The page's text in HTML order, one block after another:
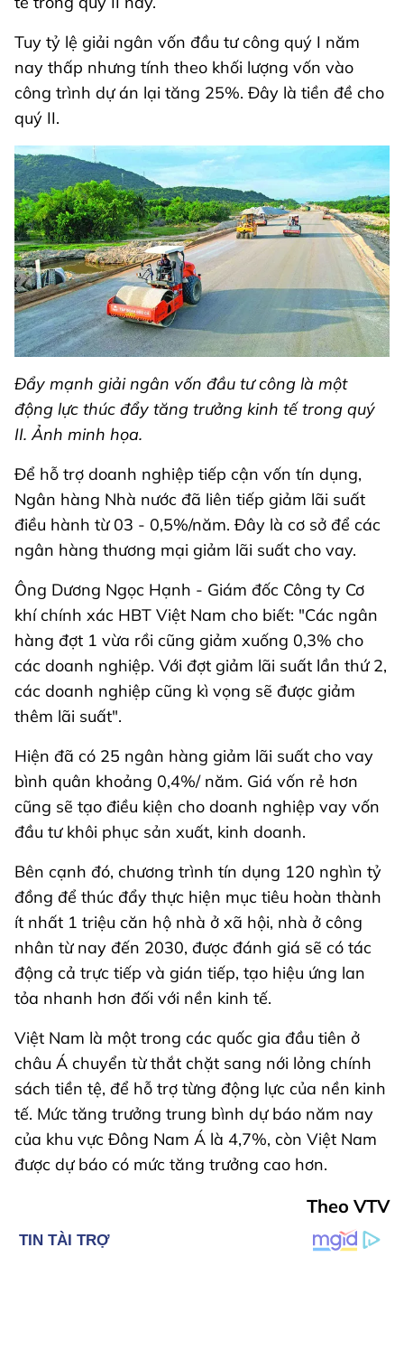
Tuy tỷ lệ giải ngân vốn đầu tư công quý I năm
nay thấp nhưng tính theo khối lượng vốn vào
công trình dự án lại tăng 25%. Đây là tiền đề cho
quý II.
Đẩy mạnh giải ngân vốn đầu tư công là một
động lực thúc đẩy tăng trưởng kinh tế trong quý
II. Ảnh minh họa.
Để hỗ trợ doanh nghiệp tiếp cận vốn tín dụng,
Ngân hàng Nhà nước đã liên tiếp giảm lãi suất
điều hành từ 03 - 0,5%/năm. Đây là cơ sở để các
ngân hàng thương mại giảm lãi suất cho vay.
Ông Dương Ngọc Hạnh - Giám đốc Công ty Cơ
khí chính xác HBT Việt Nam cho biết: "Các ngân
hàng đợt 1 vừa rồi cũng giảm xuống 0,3% cho
các doanh nghiệp. Với đợt giảm lãi suất lần thứ 2,
các doanh nghiệp cũng kì vọng sẽ được giảm
thêm lãi suất".
Hiện đã có 25 ngân hàng giảm lãi suất cho vay
bình quân khoảng 0,4%/ năm. Giá vốn rẻ hơn
cũng sẽ tạo điều kiện cho doanh nghiệp vay vốn
đầu tư khôi phục sản xuất, kinh doanh.
Bên cạnh đó, chương trình tín dụng 120 nghìn tỷ
đồng để thúc đẩy thực hiện mục tiêu hoàn thành
ít nhất 1 triệu căn hộ nhà ở xã hội, nhà ở công
nhân từ nay đến 2030, được đánh giá sẽ có tác
động cả trực tiếp và gián tiếp, tạo hiệu ứng lan
tỏa nhanh hơn đối với nền kinh tế.
Việt Nam là một trong các quốc gia đầu tiên ở
châu Á chuyển từ thắt chặt sang nới lỏng chính
sách tiền tệ, để hỗ trợ từng động lực của nền kinh
tế. Mức tăng trưởng trung bình dự báo năm nay
của khu vực Đông Nam Á là 4,7%, còn Việt Nam
được dự báo có mức tăng trưởng cao hơn.
Theo VTV